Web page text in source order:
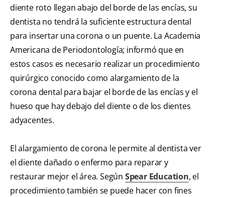
diente roto llegan abajo del borde de las encías, su
dentista no tendrá la suficiente estructura dental
para insertar una corona o un puente. La Academia
Americana de Periodontología; informó que en
estos casos es necesario realizar un procedimiento
quirúrgico conocido como alargamiento de la
corona dental para bajar el borde de las encías y el
hueso que hay debajo del diente o de los dientes
adyacentes.
El alargamiento de corona le permite al dentista ver
el diente dañado o enfermo para reparar y
restaurar mejor el área. Según Spear Education, el
procedimiento también se puede hacer con fines